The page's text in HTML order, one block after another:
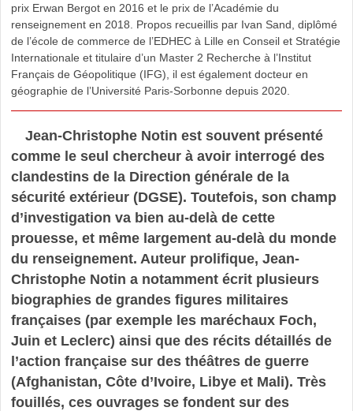
prix Erwan Bergot en 2016 et le prix de l’Académie du
renseignement en 2018. Propos recueillis par Ivan Sand, diplômé
de l’école de commerce de l’EDHEC à Lille en Conseil et Stratégie
Internationale et titulaire d’un Master 2 Recherche à l’Institut
Français de Géopolitique (IFG), il est également docteur en
géographie de l’Université Paris-Sorbonne depuis 2020.
Jean-Christophe Notin est souvent présenté
comme le seul chercheur à avoir interrogé des
clandestins de la Direction générale de la
sécurité extérieur (DGSE). Toutefois, son champ
d’investigation va bien au-delà de cette
prouesse, et même largement au-delà du monde
du renseignement. Auteur prolifique, Jean-
Christophe Notin a notamment écrit plusieurs
biographies de grandes figures militaires
françaises (par exemple les maréchaux Foch,
Juin et Leclerc) ainsi que des récits détaillés de
l’action française sur des théâtres de guerre
(Afghanistan, Côte d’Ivoire, Libye et Mali). Très
fouillés, ces ouvrages se fondent sur des